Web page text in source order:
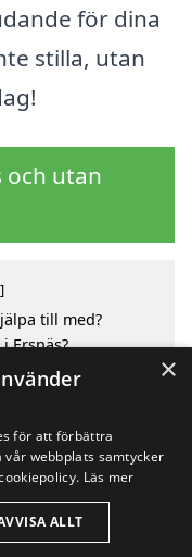
för dina
stilla, utan
och utan
till med?
Ersnäs?
Ersnäs
omgivande
Aps
Villkor
×
för att förbättra
vår webbplats samtycker
Läs mer
ALLT